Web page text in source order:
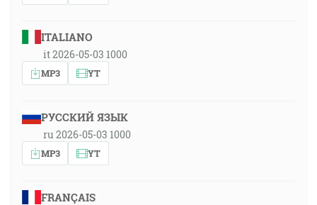
ITALIANO
it 2026-05-03 1000
MP3 YT
РУССКИЙ ЯЗЫК
ru 2026-05-03 1000
MP3 YT
FRANÇAIS